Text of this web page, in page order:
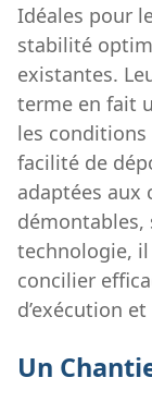
Idéales pour
stabilité
existantes.
terme en fait
les conditions
facilité de
adaptées aux
démontables,
technologie,
concilier
d’exécution
Un